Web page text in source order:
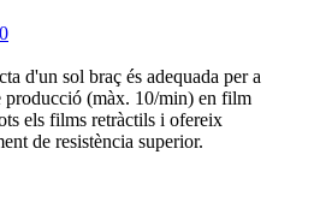
d'un sol braç és adequada per a
producció (màx. 10/min) en film
els films retràctils i ofereix
de resistència superior.